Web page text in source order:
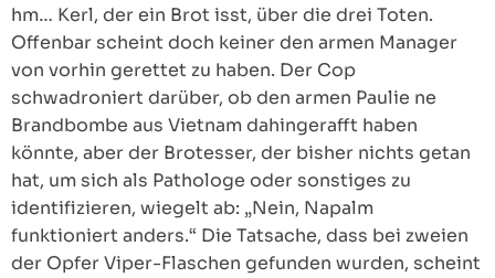
hm… Kerl, der ein Brot isst, über die drei Toten.
Offenbar scheint doch keiner den armen Manager
von vorhin gerettet zu haben. Der Cop
schwadroniert darüber, ob den armen Paulie ne
Brandbombe aus Vietnam dahingerafft haben
könnte, aber der Brotesser, der bisher nichts getan
hat, um sich als Pathologe oder sonstiges zu
identifizieren, wiegelt ab: „Nein, Napalm
funktioniert anders.“ Die Tatsache, dass bei zweien
der Opfer Viper-Flaschen gefunden wurden, scheint